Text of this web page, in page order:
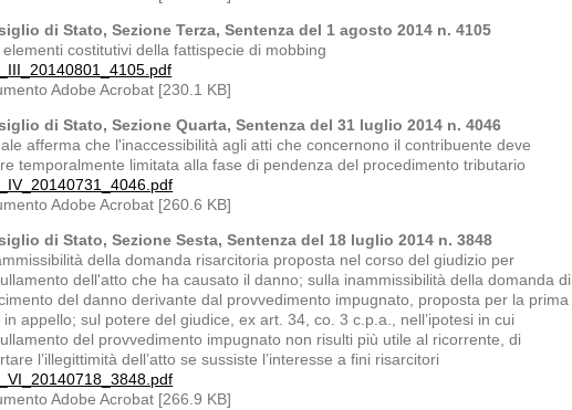
di Stato, Sezione Terza, Sentenza del 1 agosto 2014 n. 4105
elementi costitutivi della fattispecie di mobbing
Adobe Acrobat [230.1 KB]
di Stato, Sezione Quarta, Sentenza del 31 luglio 2014 n. 4046
afferma che l'inaccessibilità agli atti che concernono il contribuente deve
temporalmente limitata alla fase di pendenza del procedimento tributario
Adobe Acrobat [260.6 KB]
di Stato, Sezione Sesta, Sentenza del 18 luglio 2014 n. 3848
della domanda risarcitoria proposta nel corso del giudizio per
dell'atto che ha causato il danno; sulla inammissibilità della domanda di
del danno derivante dal provvedimento impugnato, proposta per la prima
in appello; sul potere del giudice, ex art. 34, co. 3 c.p.a., nell’ipotesi in cui
del provvedimento impugnato non risulti più utile al ricorrente, di
l’illegittimità dell’atto se sussiste l’interesse a fini risarcitori
Adobe Acrobat [266.9 KB]